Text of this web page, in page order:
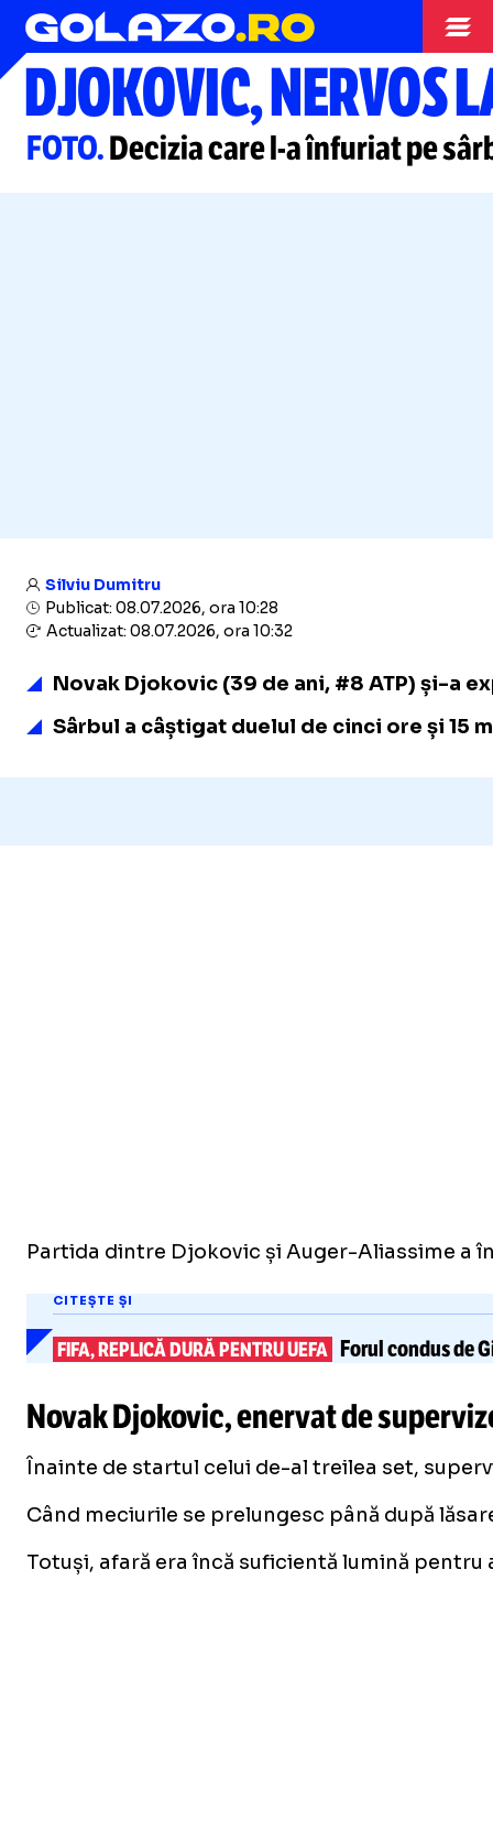
Tenis
DJOKOVIC, NERVOS
FOTO.Decizia carel-aînfuriat pe
Silviu Dumitru
Publicat: 08.07.2026, ora 10:28
Actualizat: 08.07.2026, ora 10:32
Novak Djokovic (39 de ani, #8 ATP) și-a
Sârbul a câștigat duelul de cinci ore și
Partida dintre Djokovic și Auger-Aliassime a
CITEȘTE ȘI
FIFA, REPLICĂ DURĂ PENTRU UEFA Forul condus de
Novak Djokovic, enervat de
Înainte de startul celui de-al treilea set,
Când meciurile se prelungesc până după
Totuși, afară era încă suficientă lumină pentru